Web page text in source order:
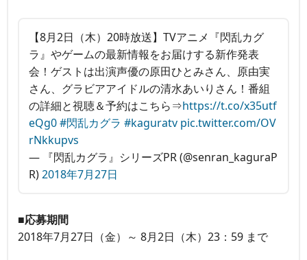
【8月2日（木）20時放送】TVアニメ『閃乱カグ
ラ』やゲームの最新情報をお届けする新作発表
会！ゲストは出演声優の原田ひとみさん、原由実
さん、グラビアアイドルの清水あいりさん！番組
の詳細と視聴＆予約はこちら⇒https://t.co/x35utf
eQg0#閃乱カグラ #kaguratv pic.twitter.com/OV
rNkkupvs
— 『閃乱カグラ』シリーズPR (@senran_kaguraP
R)2018年7月27日
■応募期間
2018年7月27日（金）～ 8月2日（木）23：59 まで